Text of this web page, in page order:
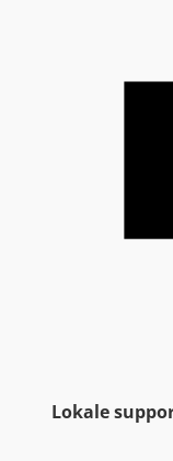
Lokale